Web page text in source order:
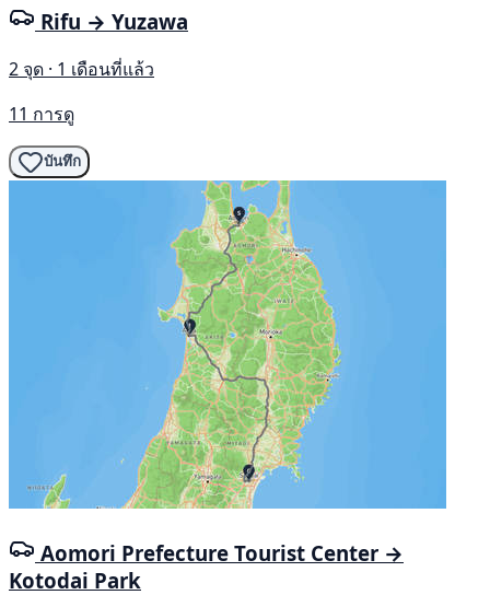
Rifu → Yuzawa
2 จุด · 1 เดือนที่แล้ว
11 การดู
บันทึก
Aomori Prefecture Tourist Center →
Kotodai Park